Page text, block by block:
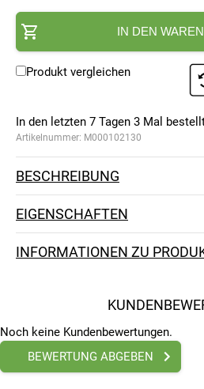
IN DEN
Produkt vergleichen
In den letzten 7 Tagen 3 Mal
Artikelnummer: M000102130
BESCHREIBUNG
EIGENSCHAFTEN
INFORMATIONEN ZU
Noch keine Kundenbewertungen.
BEWERTUNG ABGEBEN